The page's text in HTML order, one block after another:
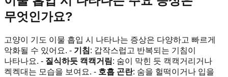
무엇인가요?
고양이 기도 이물 흡입 시 나타나는 증상은 다양하고 빠르게
악화될 수 있어요. - 기침: 갑작스럽고 반복되는 기침이
나타나요. - 질식하듯 캑캑거림: 숨이 막힌 듯 캑캑거리거나
켁켁대는 모습을 보여요. - 호흡 곤란: 숨을 헐떡이거나 입을